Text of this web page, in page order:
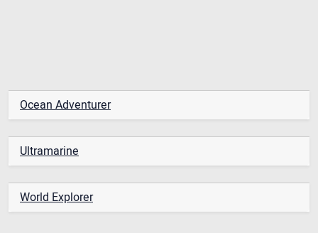
Ocean Adventurer
Ultramarine
World Explorer